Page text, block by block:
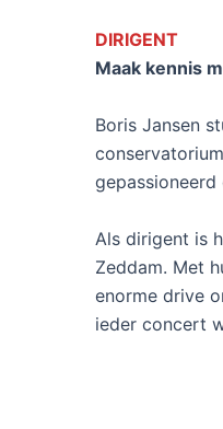
DIRIGENT
Maak kennis
Boris Jansen
Als dirigent is
Zeddam. Met
enorme drive
ieder concert